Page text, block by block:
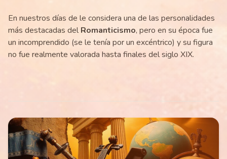
En nuestros días de le considera una de las personalidades
más destacadas del Romanticismo, pero en su época fue
un incomprendido (se le tenía por un excéntrico) y su figura
no fue realmente valorada hasta finales del siglo XIX.